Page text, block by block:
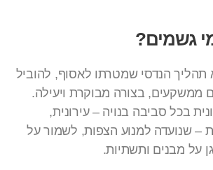
גשמים?
תהליך הנדסי שמטרתו לאסוף, להוביל
ממשקעים, בצורה מבוקרת ויעילה.
בכל סביבה בנויה – עירונית,
– שנועדה למנוע הצפות, לשמור על
על מבנים ותשתיות.